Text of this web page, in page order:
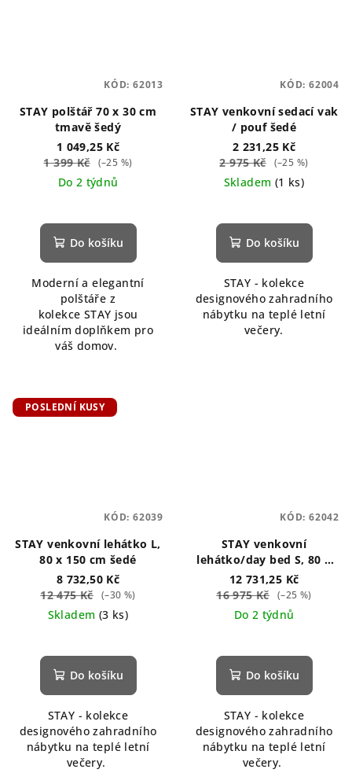
STAY polštář 70 x 30 cm
tmavě šedý
1 049,25 Kč
1 399 Kč
(–25 %)
Do 2 týdnů
Do košíku
Moderní a elegantní
polštáře z
kolekce STAY jsou
ideálním doplňkem pro
váš domov.
KÓD: 62013
STAY venkovní sedací vak
/ pouf šedé
2 231,25 Kč
2 975 Kč
(–25 %)
Skladem (1 ks)
Do košíku
STAY - kolekce
designového zahradního
nábytku na teplé letní
večery.
KÓD: 62004
POSLEDNÍ KUSY
STAY venkovní lehátko L,
80 x 150 cm šedé
8 732,50 Kč
12 475 Kč (–30 %)
Skladem (3 ks)
hodnocení
produktu
z
5
hvězdiček.
Do košíku
STAY - kolekce
designového zahradního
nábytku na teplé letní
večery.
KÓD: 62039
STAY venkovní
lehátko/day bed S, 80 x
190 cm šedé
12 731,25 Kč
16 975 Kč (–25 %)
Do 2 týdnů
Do košíku
STAY - kolekce
designového zahradního
nábytku na teplé letní
večery.
KÓD: 62042